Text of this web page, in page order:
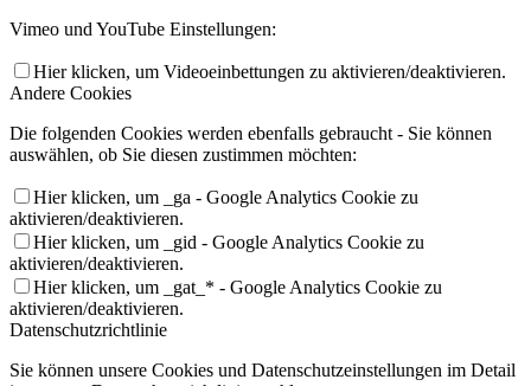
Vimeo und YouTube Einstellungen:
Hier klicken, um Videoeinbettungen zu aktivieren/deaktivieren.
Andere Cookies
Die folgenden Cookies werden ebenfalls gebraucht - Sie können
auswählen, ob Sie diesen zustimmen möchten:
Hier klicken, um _ga - Google Analytics Cookie zu
aktivieren/deaktivieren.
Hier klicken, um _gid - Google Analytics Cookie zu
aktivieren/deaktivieren.
Hier klicken, um _gat_* - Google Analytics Cookie zu
aktivieren/deaktivieren.
Datenschutzrichtlinie
Sie können unsere Cookies und Datenschutzeinstellungen im Detail